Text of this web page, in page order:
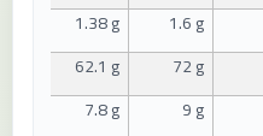
1.6 g
1.38 g
72 g
62.1 g
9 g
7.8 g